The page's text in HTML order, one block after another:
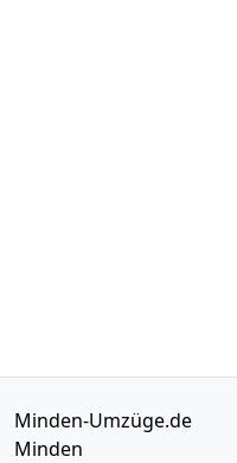
Minden-Umzüge.de
Minden